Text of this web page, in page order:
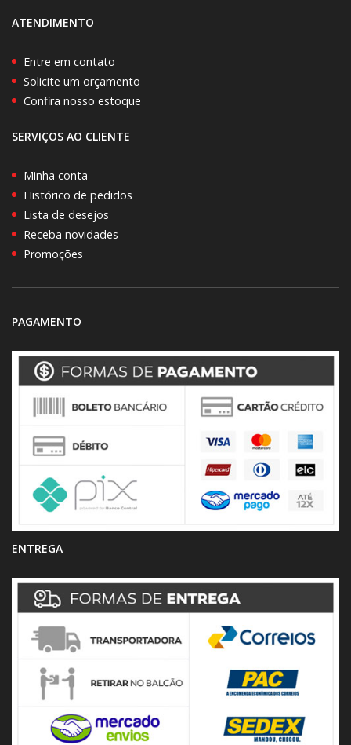
ATENDIMENTO
Entre em contato
Solicite um orçamento
Confira nosso estoque
SERVIÇOS AO CLIENTE
Minha conta
Histórico de pedidos
Lista de desejos
Receba novidades
Promoções
PAGAMENTO
ENTREGA